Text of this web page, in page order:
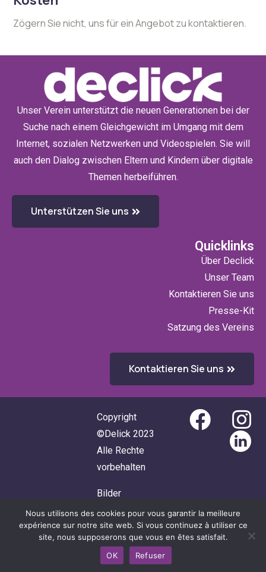
Zögern Sie nicht, uns für ein Angebot zu kontaktieren.
Unser Verein unterstützt die neuen Generationen bei der
Suche nach einem Gleichgewicht im Umgang mit dem
Internet, sozialen Netzwerken und Videospielen. Sie will
auch den Dialog zwischen Eltern und Kindern über digitale
Themen herbeiführen.
Unterstützen Sie uns
Quicklinks
Über Declick
Unser Team
Kontaktieren Sie uns
Presse-Kit
Satzung des Vereins
Kontaktieren Sie uns
Copyright
©Delick 2023
Alle Rechte
vorbehalten
Bilder
@Designed by
Freepik & DALL-
E
Nous utilisons des cookies pour vous garantir la meilleure
expérience sur notre site web. Si vous continuez à utiliser ce
site, nous supposerons que vous en êtes satisfait.
OK
Refuser